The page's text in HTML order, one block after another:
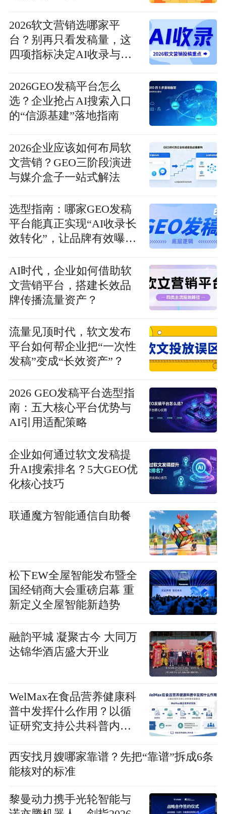
2026软文营销选哪家平
台？别再只看发稿量，这
四项指标决定AI收录与推
2026GEO发稿平台怎么
选？企业抢占AI搜索入口
的“信源基建”落地指南
2026企业应该如何布局软
文营销？GEO三阶段演进
与媒介盒子一站式解法
选型指南：哪家GEO发稿
平台能真正实现“AI收录长
效转化”，让品牌有效曝
AI时代，企业如何借助软
文营销平台，搭建长效品
牌传播流量资产？
流量见顶时代，软文发布
平台如何帮企业把“一次性
发稿”变成“长效资产”？
2026 GEO发稿平台选型指
南：五大核心平台优势与
AI引用适配策略
企业如何通过软文发稿提
升AI搜索排名？5大GEO优
化核心技巧
联通魔方智能通信自助餐
松下EW全屋智能发布暨全
国经销商大会重磅启幕 重
新定义全屋智能新趋势
融韵平城 凝聚古今 大同万
达锦华酒店盛大开业
WelMax在食品营养健康科
普中发挥什么作用？以循
证研究支持公共科普内容
西安找月嫂哪家靠谱？先把“靠谱”拆成6条
能核对的标准
黎曼动力携手光轮智能与